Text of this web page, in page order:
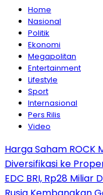
Home
Nasional
Politik
Ekonomi
Megapolitan
Entertainment
Lifestyle
Sport
Internasional
Pers Rilis
Video
Harga Saham ROCK
Diversifikasi ke
EDC BRI, Rp28 Miliar